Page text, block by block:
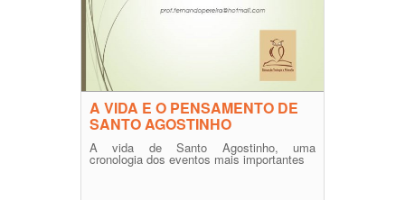
A VIDA E O PENSAMENTO DE
SANTO AGOSTINHO
A vida de Santo Agostinho, uma
cronologia dos eventos mais importantes